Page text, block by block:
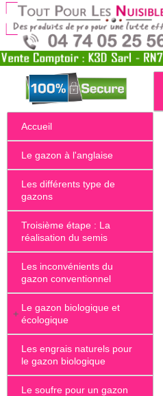
Accueil
Le gazon à l'anglaise
Les différents type de
gazons
Troisième étape : La
réalisation du semis
Les inconvénients du
gazon conventionnel
+
Le gazon biologique et
écologique
Les engrais naturels pour
le gazon biologique
Le soufre pour un gazon